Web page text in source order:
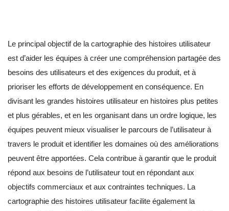
Le principal objectif de la cartographie des histoires utilisateur
est d’aider les équipes à créer une compréhension partagée des
besoins des utilisateurs et des exigences du produit, et à
prioriser les efforts de développement en conséquence. En
divisant les grandes histoires utilisateur en histoires plus petites
et plus gérables, et en les organisant dans un ordre logique, les
équipes peuvent mieux visualiser le parcours de l’utilisateur à
travers le produit et identifier les domaines où des améliorations
peuvent être apportées. Cela contribue à garantir que le produit
répond aux besoins de l’utilisateur tout en répondant aux
objectifs commerciaux et aux contraintes techniques. La
cartographie des histoires utilisateur facilite également la